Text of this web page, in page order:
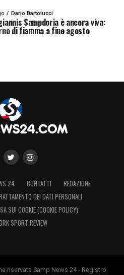
Dario Bartolucci
Sampdoria è ancora viva:
di fiamma a fine agosto
24 CONTATTI
REDAZIONE
DEI DATI PERSONALI
SUI COOKIE (COOKIE POLICY)
SPORT REVIEW
riservata Samp News 24 - Registro